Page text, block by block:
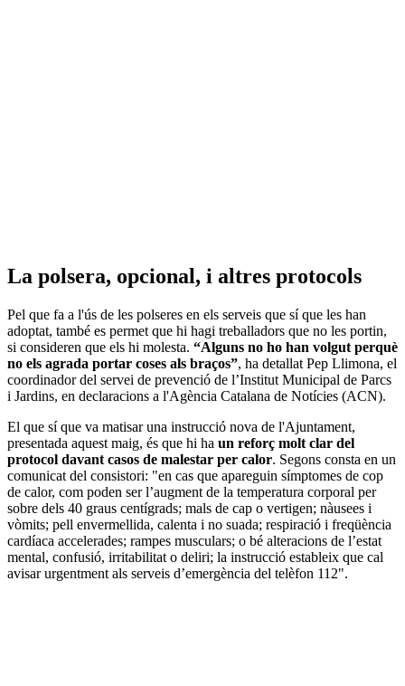
La polsera, opcional, i altres protocols
Pel que fa a l'ús de les polseres en els serveis que sí que les han
adoptat, també es permet que hi hagi treballadors que no les portin,
si consideren que els hi molesta. “Alguns no ho han volgut perquè
no els agrada portar coses als braços”, ha detallat Pep Llimona, el
coordinador del servei de prevenció de l’Institut Municipal de Parcs
i Jardins, en declaracions a l'Agència Catalana de Notícies (ACN).
El que sí que va matisar una instrucció nova de l'Ajuntament,
presentada aquest maig, és que hi ha un reforç molt clar del
protocol davant casos de malestar per calor. Segons consta en un
comunicat del consistori: "en cas que apareguin símptomes de cop
de calor, com poden ser l’augment de la temperatura corporal per
sobre dels 40 graus centígrads; mals de cap o vertigen; nàusees i
vòmits; pell envermellida, calenta i no suada; respiració i freqüència
cardíaca accelerades; rampes musculars; o bé alteracions de l’estat
mental, confusió, irritabilitat o deliri; la instrucció estableix que cal
avisar urgentment als serveis d’emergència del telèfon 112".